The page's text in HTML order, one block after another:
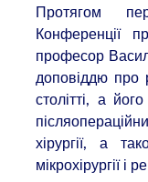
Протягом
Конференції
професор
доповіддю про
столітті, а
хірургії, а
мікрохірургії і